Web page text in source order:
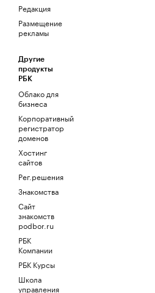
Редакция
Размещение
рекламы
Другие
продукты
РБК
Облако для
бизнеса
Корпоративный
регистратор
доменов
Хостинг
сайтов
Рег.решения
Знакомства
Сайт
знакомств
podbor.ru
РБК
Компании
РБК Курсы
Школа
управления